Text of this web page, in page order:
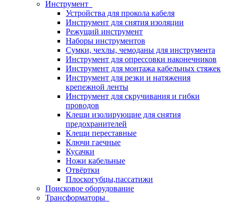
Инструмент
Устройства для прокола кабеля
Инструмент для снятия изоляции
Режущий инструмент
Наборы инструментов
Сумки, чехлы, чемоданы для инструмента
Инструмент для опрессовки наконечников
Инструмент для монтажа кабельных стяжек
Инструмент для резки и натяжения
крепежной ленты
Инструмент для скручивания и гибки
проводов
Клещи изолирующие для снятия
предохранителей
Клещи переставные
Ключи гаечные
Кусачки
Ножи кабельные
Отвёртки
Плоскогубцы,пассатижи
Поисковое оборудование
Трансформаторы